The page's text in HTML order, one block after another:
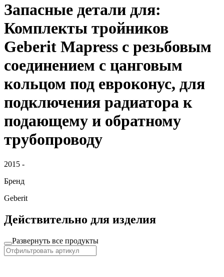
Запасные детали для:
Комплекты тройников
Geberit Mapress с резьбовым
соединением с цанговым
кольцом под евроконус, для
подключения радиатора к
подающему и обратному
трубопроводу
2015 -
Бренд
Geberit
Действительно для изделия
Развернуть все продукты